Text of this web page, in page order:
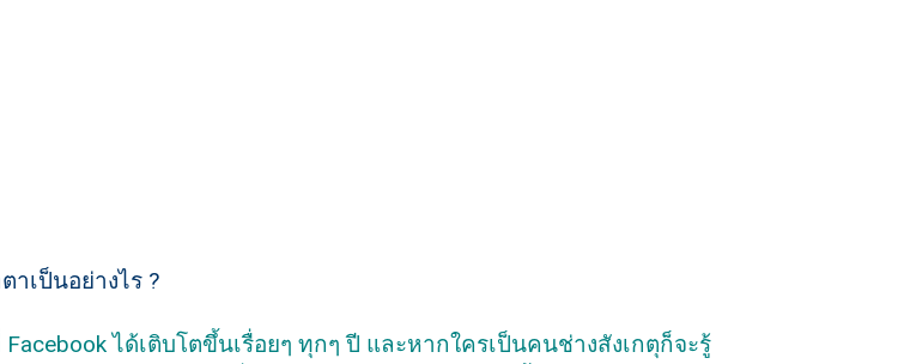
เป็นอย่างไร ?
ได้เติบโตขึ้นเรื่อยๆ ทุกๆ ปี และหากใครเป็นคนช่างสังเกตุก็จะรู้